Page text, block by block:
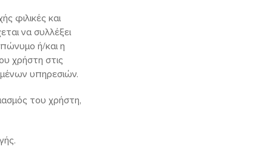
φιλικές και
να συλλέξει
ή/και η
χρήστη στις
υπηρεσιών.
του χρήστη,